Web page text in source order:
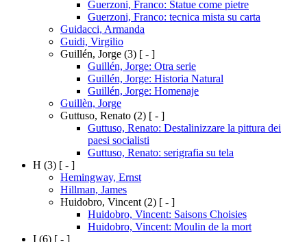
Guerzoni, Franco: Statue come pietre
Guerzoni, Franco: tecnica mista su carta
Guidacci, Armanda
Guidi, Virgilio
Guillén, Jorge (3) [ - ]
Guillén, Jorge: Otra serie
Guillén, Jorge: Historia Natural
Guillén, Jorge: Homenaje
Guillèn, Jorge
Guttuso, Renato (2) [ - ]
Guttuso, Renato: Destalinizzare la pittura dei
paesi socialisti
Guttuso, Renato: serigrafia su tela
H (3) [ - ]
Hemingway, Ernst
Hillman, James
Huidobro, Vincent (2) [ - ]
Huidobro, Vincent: Saisons Choisies
Huidobro, Vincent: Moulin de la mort
I (6) [ - ]